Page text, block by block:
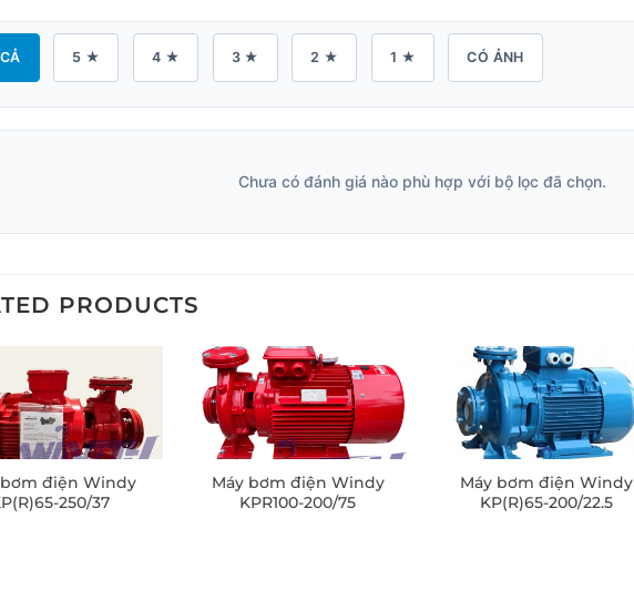
5 ★ 4 ★ 3 ★ 2 ★ 1 ★ CÓ ẢNH
Chưa có đánh giá nào phù hợp với bộ lọc đã chọn.
PRODUCTS
bơm điện Windy
250/37
Máy bơm điện Windy
KPR100-200/75
Máy bơm điện Windy
KP(R)65-200/22.5